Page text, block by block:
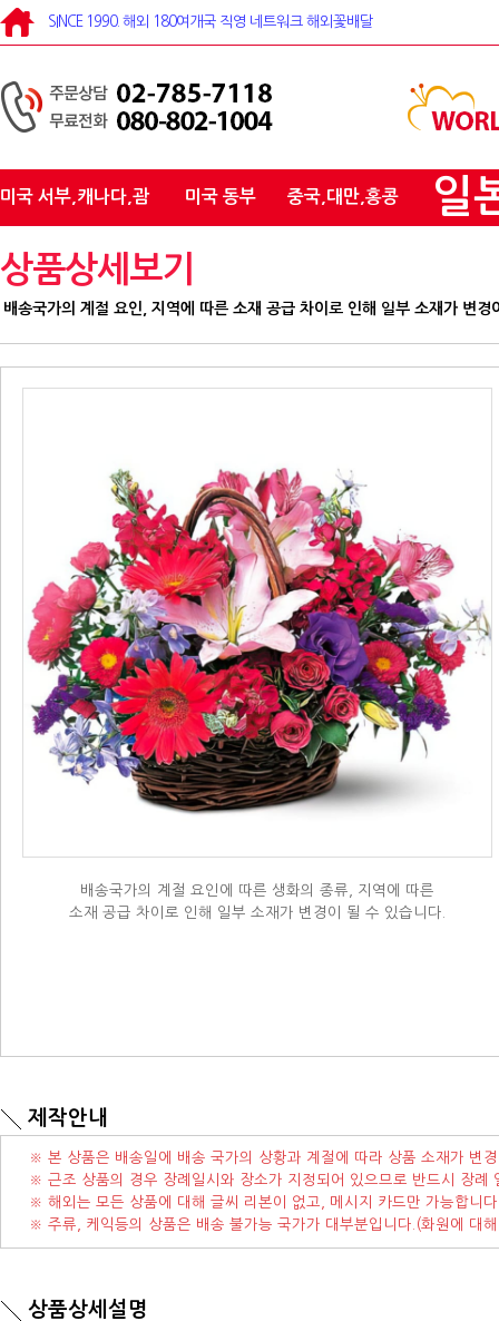
SINCE 1990. 해외 180여개국 직영 네트워크 해외꽃배달
미국 서부,캐나다,괌 미국 동부 중국,대만,홍콩 일
상품상세보기
배송국가의 계절 요인, 지역에 따른 소재 공급 차이로 인해 일부 소재가 변경
배송국가의 계절 요인에 따른 생화의 종류, 지역에 따른
소재 공급 차이로 인해 일부 소재가 변경이 될 수 있습니다.
제작안내
※ 본 상품은 배송일에 배송 국가의 상황과 계절에 따라 상품 소재가 변
※ 근조 상품의 경우 장례일시와 장소가 지정되어 있으므로 반드시 장례
※ 해외는 모든 상품에 대해 글씨 리본이 없고, 메시지 카드만 가능합니
※ 주류, 케익등의 상품은 배송 불가능 국가가 대부분입니다.(화원에 대
상품상세설명